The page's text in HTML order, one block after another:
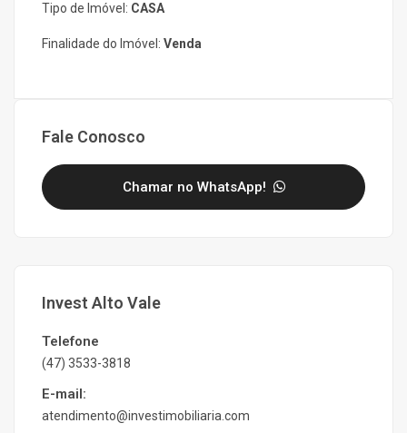
Tipo de Imóvel: CASA
Finalidade do Imóvel: Venda
Fale Conosco
Chamar no WhatsApp!
Invest Alto Vale
Telefone
(47) 3533-3818
E-mail:
atendimento@investimobiliaria.com